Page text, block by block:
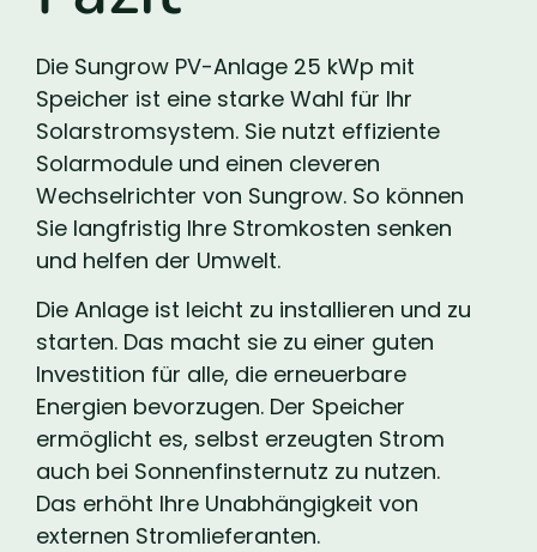
Die Sungrow PV-Anlage 25 kWp mit
Speicher ist eine starke Wahl für Ihr
Solarstromsystem. Sie nutzt effiziente
Solarmodule und einen cleveren
Wechselrichter von Sungrow. So können
Sie langfristig Ihre Stromkosten senken
und helfen der Umwelt.
Die Anlage ist leicht zu installieren und zu
starten. Das macht sie zu einer guten
Investition für alle, die erneuerbare
Energien bevorzugen. Der Speicher
ermöglicht es, selbst erzeugten Strom
auch bei Sonnenfinsternutz zu nutzen.
Das erhöht Ihre Unabhängigkeit von
externen Stromlieferanten.